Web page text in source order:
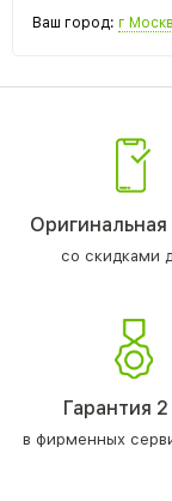
Ваш город: г
Оригинальная
со скидками
Гарантия 2
в фирменных